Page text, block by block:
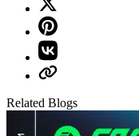
Related Blogs